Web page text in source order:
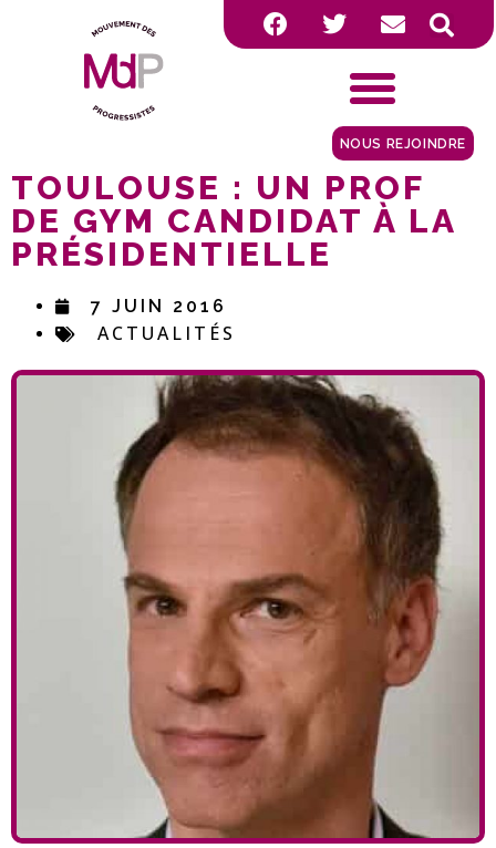
NOUS REJOINDRE
TOULOUSE : UN PROF
DE GYM CANDIDAT À LA
PRÉSIDENTIELLE
7 JUIN 2016
ACTUALITÉS